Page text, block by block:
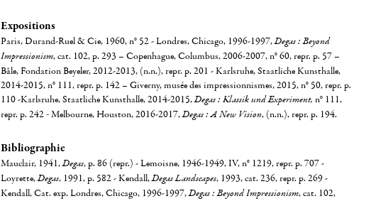
Expositions
Paris, Durand-Ruel & Cie, 1960, n° 52 - Londres, Chicago, 1996-1997,Degas : Beyond
Impressionism, cat. 102, p. 293 – Copenhague, Columbus, 2006-2007, n° 60, repr. p. 57 –
Bâle, Fondation Beyeler, 2012-2013, (n.n.), repr. p. 201 - Karlsruhe, Staatliche Kunsthalle,
2014-2015, n° 111, repr. p. 142 – Giverny, musée des impressionnismes, 2015, n° 50, repr. p.
110 -Karlsruhe, Staatliche Kunsthalle, 2014-2015,Degas : Klassik und Experiment, n° 111,
repr. p. 242-Melbourne, Houston, 2016-2017,Degas : A New Vision, (n.n.), repr. p. 194.
Bibliographie
Mauclair, 1941,Degas, p. 86 (repr.) - Lemoisne, 1946-1949, IV, n° 1219, repr. p. 707 -
Loyrette,Degas, 1991, p. 582 - Kendall,Degas Landscapes, 1993, cat. 236, repr. p. 269 -
Kendall, Cat. exp. Londres, Chicago, 1996-1997,Degas : Beyond Impressionism, cat. 102,